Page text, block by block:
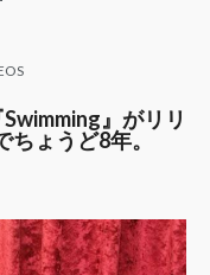
』がリリ
ょうど8年。